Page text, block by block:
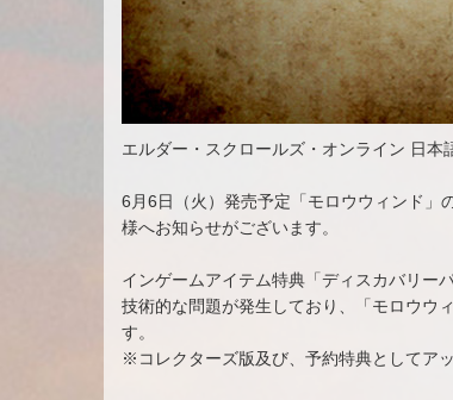
エルダー・スクロールズ・オンライン 日本
6月6日（火）発売予定「モロウウィンド」
様へお知らせがございます。
インゲームアイテム特典「ディスカバリー
技術的な問題が発生しており、「モロウウ
す。
※コレクターズ版及び、予約特典としてア